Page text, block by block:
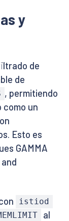
y
de
de
, permitiendo
como un
Esto es
GAMMA
istiod
al